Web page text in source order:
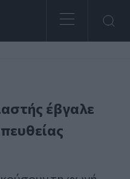
έβγαλε